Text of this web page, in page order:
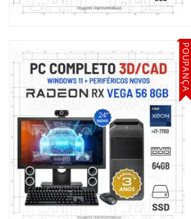
POUPANÇA